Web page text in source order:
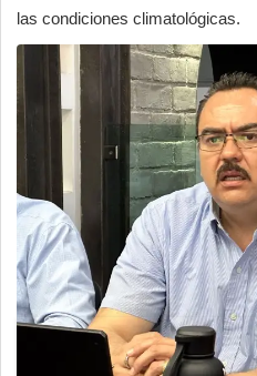
las condiciones climatológicas.